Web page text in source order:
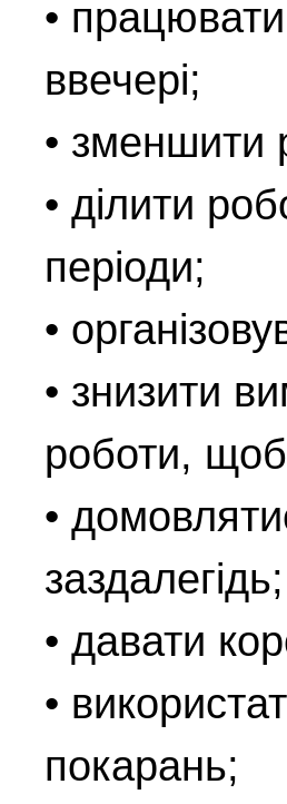
•
ввечері;
• зменшити
• ділити
періоди;
•
• знизити
роботи,
•
заздалегідь;
• давати
•
покарань;